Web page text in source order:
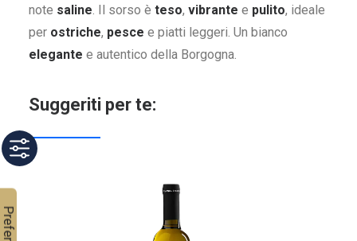
note saline. Il sorso è teso, vibrante e pulito, ideale
per ostriche, pesce e piatti leggeri. Un bianco
elegante e autentico della Borgogna.
Suggeriti per te: